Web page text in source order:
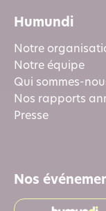
Humundi
Notre
Notre équipe
Qui sommes-
Nos rapports
Presse
Nos